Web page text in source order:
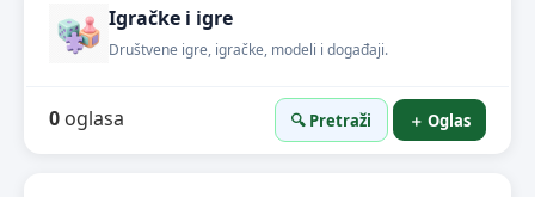
Igračke i igre
Društvene igre, igračke, modeli i događaji.
0 oglasa 🔍 Pretraži ＋ Oglas